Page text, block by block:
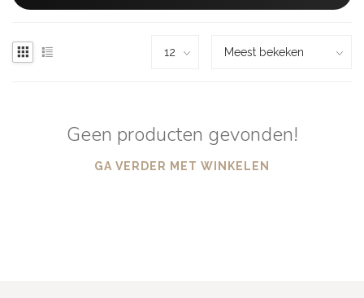
Geen producten gevonden!
GA VERDER MET WINKELEN